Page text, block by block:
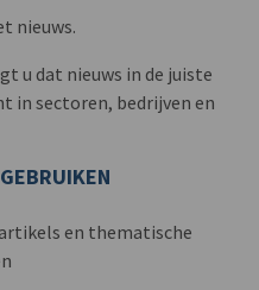
nieuws.
u dat nieuws in de juiste
in sectoren, bedrijven en
en thematische